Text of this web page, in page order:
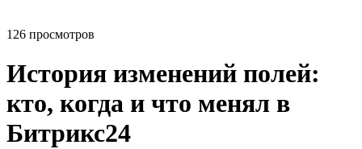
126 просмотров
История изменений полей:
кто, когда и что менял в
Битрикс24